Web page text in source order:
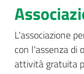
AUSL
Comunica
L'associazione
con l'assenza di
attività gratuita